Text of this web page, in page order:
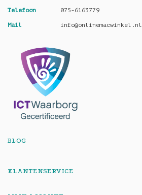
Telefoon 075-6163779
Mail info@onlinemacwinkel.nl
BLOG
KLANTENSERVICE